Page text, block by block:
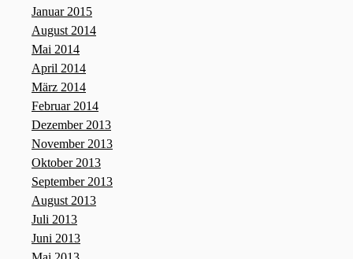
Januar 2015
August 2014
Mai 2014
April 2014
März 2014
Februar 2014
Dezember 2013
November 2013
Oktober 2013
September 2013
August 2013
Juli 2013
Juni 2013